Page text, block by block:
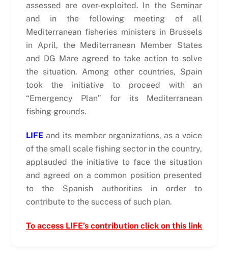
assessed are over-exploited. In the Seminar
and in the following meeting of all
Mediterranean fisheries ministers in Brussels
in April, the Mediterranean Member States
and DG Mare agreed to take action to solve
the situation. Among other countries, Spain
took the initiative to proceed with an
“Emergency Plan” for its Mediterranean
fishing grounds.
LIFEand its member organizations, as a voice
of the small scale fishing sector in the country,
applauded the initiative to face the situation
and agreed on a common position presented
to the Spanish authorities in order to
contribute to the success of such plan.
To access LIFE’s contribution click on this link